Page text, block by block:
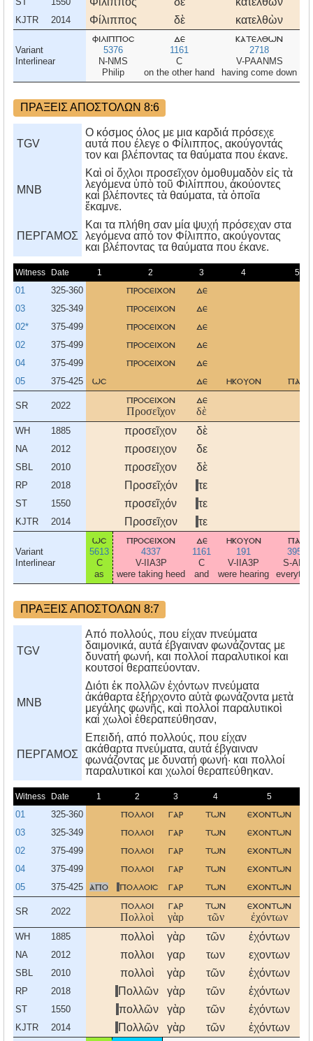
KJTR 2014 Φίλιππος δὲ κατελθὼν
Variant
Interlinear
φιλιπποσ
5376
N-NMS
Philip
δε
1161
C
on the other hand
κατελθων
2718
V-PAANMS
having come down
ΠΡΑΞΕΙΣ ΑΠΟΣΤΟΛΩΝ 8:6
TGV
Ο κόσμος όλος με μια καρδιά πρόσεχε
αυτά που έλεγε ο Φίλιππος, ακούγοντάς
τον και βλέποντας τα θαύματα που έκανε.
MNB
Καὶ οἱ ὄχλοι προσεῖχον ὁμοθυμαδὸν εἰς τὰ
λεγόμενα ὑπὸ τοῦ Φιλίππου, ἀκούοντες
καὶ βλέποντες τὰ θαύματα, τὰ ὁποῖα
ἔκαμνε.
ΠΕΡΓΑΜΟΣ
Kαι τα πλήθη σαν μία ψυχή πρόσεχαν στα
λεγόμενα από τον Φίλιππο, ακούγοντας
και βλέποντας τα θαύματα που έκανε.
Witness Date 1 2 3 4 5
01 325-360 προσειχον δε
03 325-349 προσειχον δε
02* 375-499 προσειχον δε
02 375-499 προσειχον δε
04 375-499 προσειχον δε
05 375-425 ωσ δε ηκουον παν
SR 2022
προσειχον
Προσεῖχον
δε
δὲ
WH 1885 προσεῖχον δὲ
NA 2012 προσειχον δε
SBL 2010 προσεῖχον δὲ
RP 2018 Προσεῖχόν τε
ST 1550 προσεῖχόν τε
KJTR 2014 Προσεῖχον τε
Variant
Interlinear
ωσ
5613
C
as
προσειχον
4337
V-IIA3P
were taking heed
δε
1161
C
and
ηκουον
191
V-IIA3P
were hearing
παν
3956
S-ANS
ΠΡΑΞΕΙΣ ΑΠΟΣΤΟΛΩΝ 8:7
TGV
Από πολλούς, που είχαν πνεύματα
δαιμονικά, αυτά έβγαιναν φωνάζοντας με
δυνατή φωνή, και πολλοί παραλυτικοί και
κουτσοί θεραπεύονταν.
MNB
Διότι ἐκ πολλῶν ἐχόντων πνεύματα
ἀκάθαρτα ἐξήρχοντο αὐτὰ φωνάζοντα μετὰ
μεγάλης φωνῆς, καὶ πολλοὶ παραλυτικοὶ
καὶ χωλοὶ ἐθεραπεύθησαν,
ΠΕΡΓΑΜΟΣ
Eπειδή, από πολλούς, που είχαν
ακάθαρτα πνεύματα, αυτά έβγαιναν
φωνάζοντας με δυνατή φωνή· και πολλοί
παραλυτικοί και χωλοί θεραπεύθηκαν.
Witness Date 1 2 3 4 5
01 325-360 πολλοι γαρ των εχοντων
03 325-349 πολλοι γαρ των εχοντων
02 375-499 πολλοι γαρ των εχοντων
04 375-499 πολλοι γαρ των εχοντων
05 375-425 απο πολλοισ γαρ των εχοντων
SR 2022
πολλοι
Πολλοὶ
γαρ
γὰρ
των
τῶν
εχοντων
ἐχόντων
WH 1885 πολλοὶ γὰρ τῶν ἐχόντων
NA 2012 πολλοι γαρ των εχοντων
SBL 2010 πολλοὶ γὰρ τῶν ἐχόντων
RP 2018 Πολλῶν γὰρ τῶν ἐχόντων
ST 1550 πολλῶν γὰρ τῶν ἐχόντων
KJTR 2014 Πολλῶν γὰρ τῶν ἐχόντων